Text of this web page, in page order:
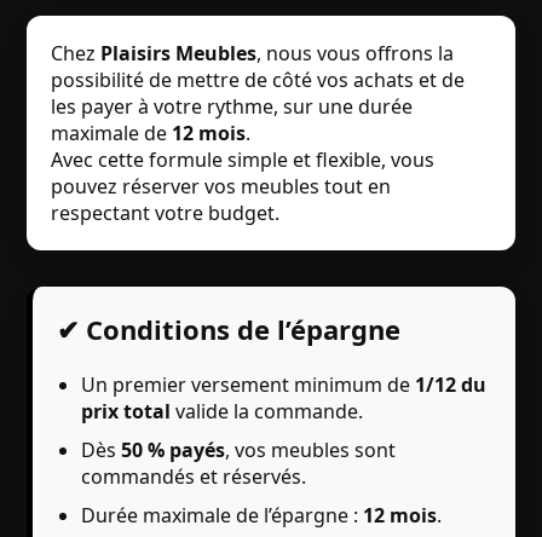
Chez Plaisirs Meubles, nous vous offrons la
possibilité de mettre de côté vos achats et de
les payer à votre rythme, sur une durée
maximale de 12 mois.
Avec cette formule simple et flexible, vous
pouvez réserver vos meubles tout en
respectant votre budget.
✔ Conditions de l’épargne
Un premier versement minimum de 1/12 du
prix total valide la commande.
Dès50 % payés, vos meubles sont
commandés et réservés.
Durée maximale de l’épargne : 12 mois.